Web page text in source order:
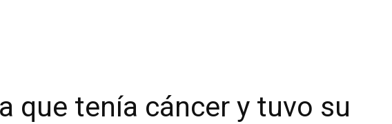
que tenía cáncer y tuvo su